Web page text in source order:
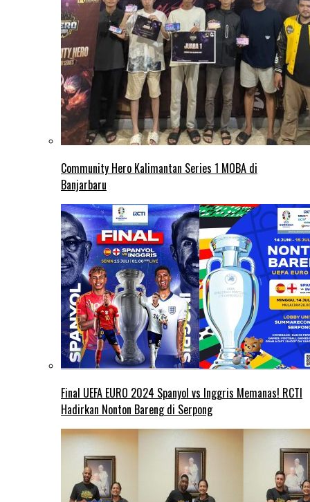
Community Hero Kalimantan Series 1 MOBA di
Banjarbaru
Final UEFA EURO 2024 Spanyol vs Inggris Memanas! RCTI
Hadirkan Nonton Bareng di Serpong